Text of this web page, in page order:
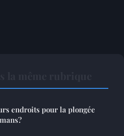
endroits pour la plongée